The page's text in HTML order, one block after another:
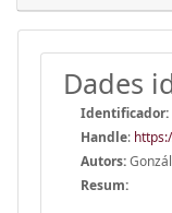
Dades
Identificador:
Handle:
Autors:
Resum: